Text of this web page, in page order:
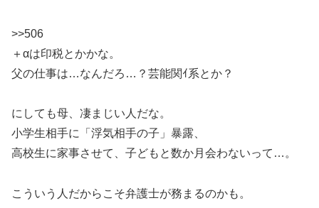
>>506
＋αは印税とかかな。
父の仕事は…なんだろ…？芸能関ｲ系とか？
にしても母、凄まじい人だな。
小学生相手に「浮気相手の子」暴露、
高校生に家事させて、子どもと数か月会わないって…。
こういう人だからこそ弁護士が務まるのかも。